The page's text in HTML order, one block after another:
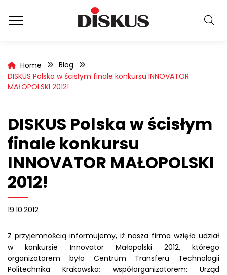
Home
Blog
DISKUS Polska w ścisłym finale konkursu INNOVATOR
MAŁOPOLSKI 2012!
DISKUS Polska w ścisłym
finale konkursu
INNOVATOR MAŁOPOLSKI
2012!
19.10.2012
Z przyjemnością informujemy, iż nasza firma wzięła udział
w konkursie Innovator Małopolski 2012, którego
organizatorem było Centrum Transferu Technologii
Politechnika Krakowska; współorganizatorem: Urząd